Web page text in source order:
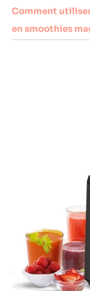
Comment
en smoothies